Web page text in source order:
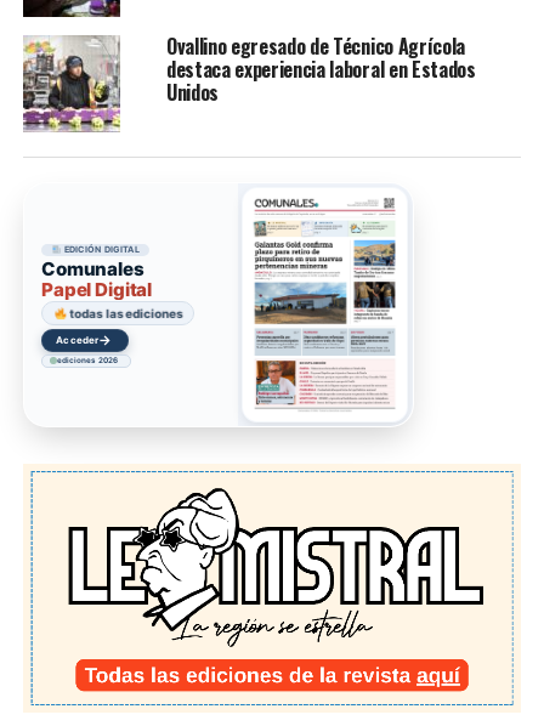
Ovallino egresado de Técnico Agrícola
destaca experiencia laboral en Estados
Unidos
EDICIÓN DIGITAL
Comunales
Papel Digital
todas las ediciones
Acceder→
ediciones 2026